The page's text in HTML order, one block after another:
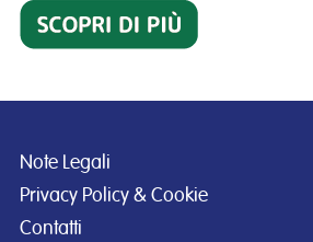
Note Legali
Privacy Policy & Cookie
Contatti